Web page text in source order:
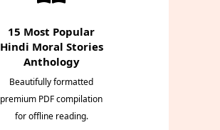
15 Most Popular
Hindi Moral Stories
Anthology
Beautifully formatted
premium PDF compilation
for offline reading.